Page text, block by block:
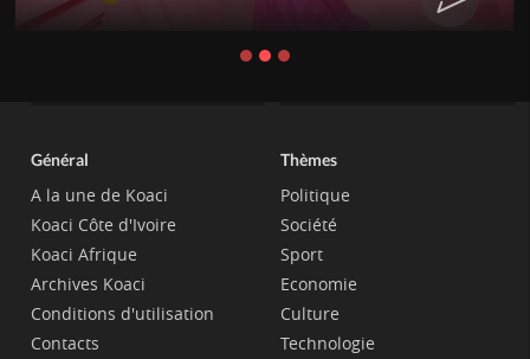
Général
A la une de Koaci
Koaci Côte d'Ivoire
Koaci Afrique
Archives Koaci
Conditions d'utilisation
Contacts
Thèmes
Politique
Société
Sport
Economie
Culture
Technologie